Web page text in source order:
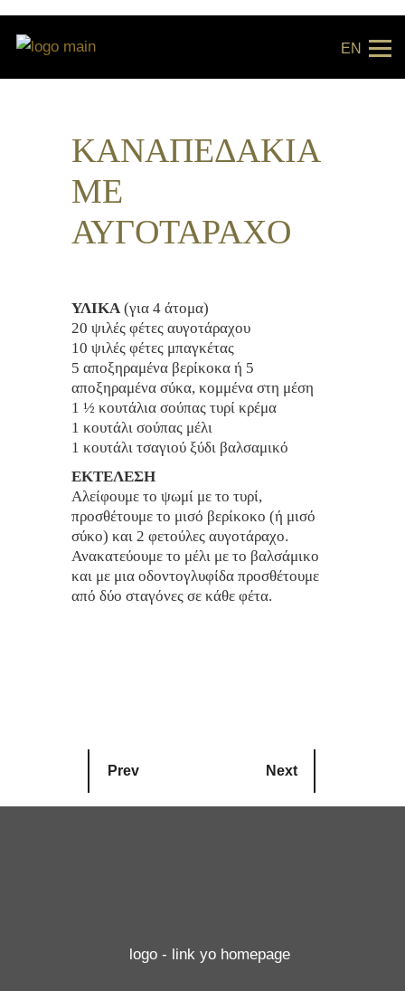
EN
KΑΝΑΠΕΔΑΚΙΑ
ΜΕ
ΑΥΓΟΤΑΡΑΧΟ
ΥΛΙΚΑ (για 4 άτομα)
20 ψιλές φέτες αυγοτάραχου
10 ψιλές φέτες μπαγκέτας
5 αποξηραμένα βερίκοκα ή 5
αποξηραμένα σύκα, κομμένα στη μέση
1 ½ κουτάλια σούπας τυρί κρέμα
1 κουτάλι σούπας μέλι
1 κουτάλι τσαγιού ξύδι βαλσαμικό
ΕΚΤΕΛΕΣΗ
Αλείφουμε το ψωμί με το τυρί,
προσθέτουμε το μισό βερίκοκο (ή μισό
σύκο) και 2 φετούλες αυγοτάραχο.
Ανακατεύουμε το μέλι με το βαλσάμικο
και με μια οδοντογλυφίδα προσθέτουμε
από δύο σταγόνες σε κάθε φέτα.
Prev Next